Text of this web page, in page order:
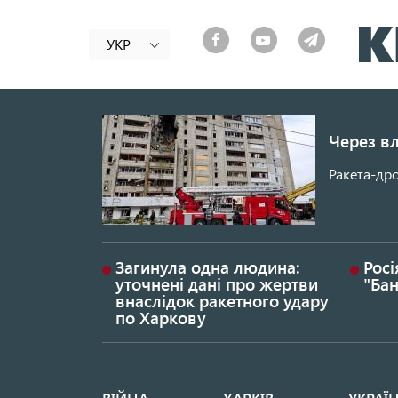
УКР
Через
Ракета-
Загинула одна людина:
уточнені дані про жертви
внаслідок ракетного удару
по Харкову